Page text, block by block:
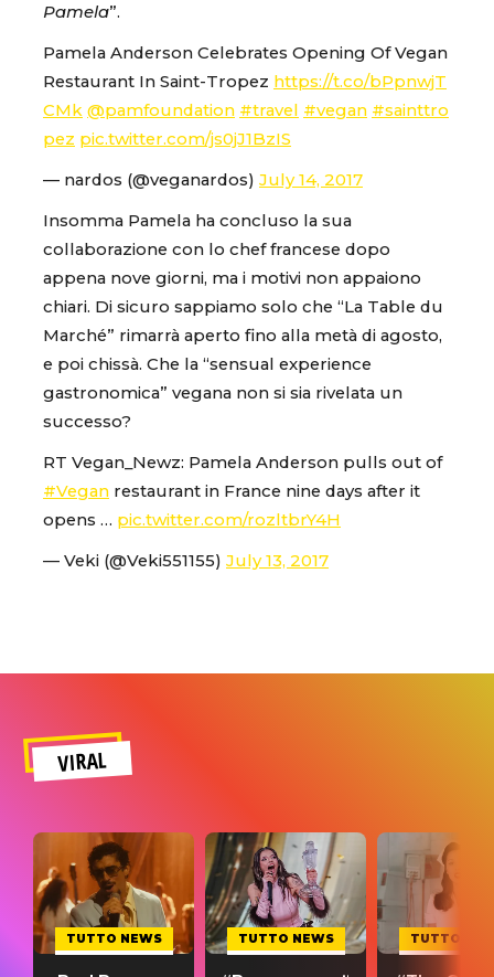
Pamela”.
Pamela Anderson Celebrates Opening Of Vegan
Restaurant In Saint-Tropez https://t.co/bPpnwjT
CMk @pamfoundation #travel #vegan #sainttro
pez pic.twitter.com/js0jJ1BzIS
— nardos (@veganardos) July 14, 2017
Insomma Pamela ha concluso la sua
collaborazione con lo chef francese dopo
appena nove giorni, ma i motivi non appaiono
chiari. Di sicuro sappiamo solo che “La Table du
Marché” rimarrà aperto fino alla metà di agosto,
e poi chissà. Che la “sensual experience
gastronomica” vegana non si sia rivelata un
successo?
RT Vegan_Newz: Pamela Anderson pulls out of
#Vegan restaurant in France nine days after it
opens … pic.twitter.com/rozltbrY4H
— Veki (@Veki551155) July 13, 2017
VIRAL
TUTTO NEWS TUTTO NEWS TUTTO